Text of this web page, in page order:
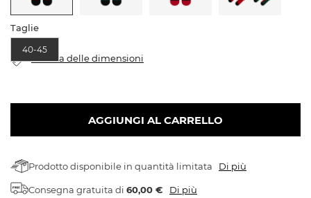
Taglie
40-45
Tabella delle dimensioni
AGGIUNGI AL CARRELLO
Prodotto disponibile in quantità limitata Di più
Consegna gratuita di 60,00 € Di più